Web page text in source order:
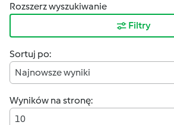
Rozszerz wyszukiwanie
Filtry
Sortuj po:
Najnowsze wyniki
Wyników na stronę:
10